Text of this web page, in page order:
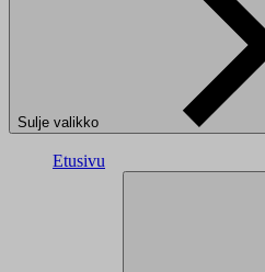
Sulje valikko
Etusivu